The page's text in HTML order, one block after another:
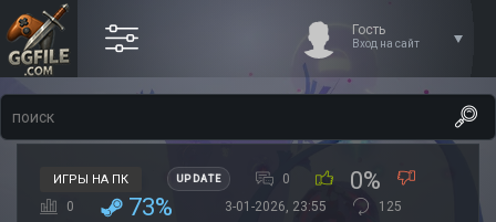
Гость
Вход на сайт
ИГРЫ НА ПК UPDATE 0 0%
0 73% 3-01-2026, 23:55 125